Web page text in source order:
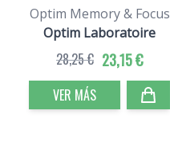
Optim Memory & Focus
Optim Laboratoire
23,15 €
28,25 €
VER MÁS